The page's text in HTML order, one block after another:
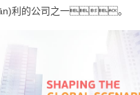
利的公司之一。